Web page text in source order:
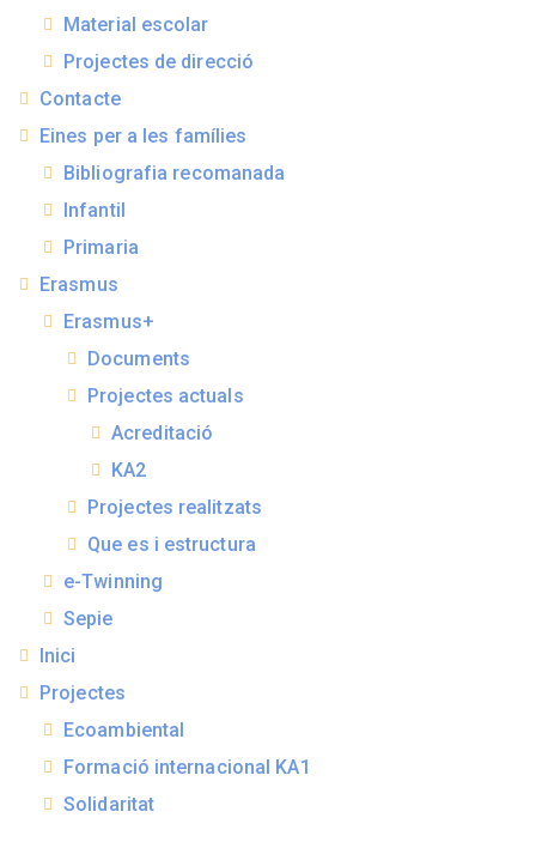
Material escolar
Projectes de direcció
Contacte
Eines per a les famílies
Bibliografia recomanada
Infantil
Primaria
Erasmus
Erasmus+
Documents
Projectes actuals
Acreditació
KA2
Projectes realitzats
Que es i estructura
e-Twinning
Sepie
Inici
Projectes
Ecoambiental
Formació internacional KA1
Solidaritat